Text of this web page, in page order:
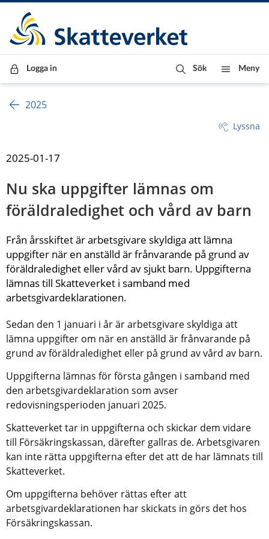
Till innehåll
Till navigationen
Till chattrobot
Logga in Sök Meny
2025
Lyssna
2025-01-17
Nu ska uppgifter lämnas om
föräldraledighet och vård av barn
Från årsskiftet är arbetsgivare skyldiga att lämna
uppgifter när en anställd är frånvarande på grund av
föräldraledighet eller vård av sjukt barn. Uppgifterna
lämnas till Skatteverket i samband med
arbetsgivardeklarationen.
Sedan den 1 januari i år är arbetsgivare skyldiga att
lämna uppgifter om när en anställd är frånvarande på
grund av föräldraledighet eller på grund av vård av barn.
Uppgifterna lämnas för första gången i samband med
den arbetsgivardeklaration som avser
redovisningsperioden januari 2025.
Skatteverket tar in uppgifterna och skickar dem vidare
till Försäkringskassan, därefter gallras de. Arbetsgivaren
kan inte rätta uppgifterna efter det att de har lämnats till
Skatteverket.
Om uppgifterna behöver rättas efter att
arbetsgivardeklarationen har skickats in görs det hos
Försäkringskassan.